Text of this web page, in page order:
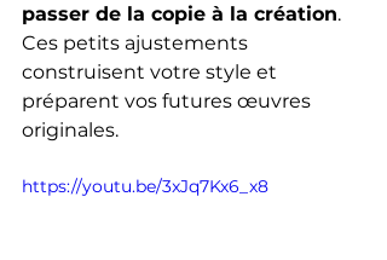
passer de la copie à la création.
Ces petits ajustements
construisent votre style et
préparent vos futures œuvres
originales.
https://youtu.be/3xJq7Kx6_x8